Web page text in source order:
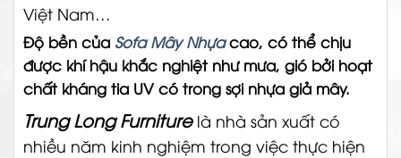
Việt Nam…
Độ bền của Sofa Mây Nhựacao, có thể chịu
được khí hậu khắc nghiệt như mưa, gió bởi hoạt
chất kháng tia UV có trong sợi nhựa giả mây.
Trung Long Furniturelà nhà sản xuất có
nhiều năm kinh nghiệm trong việc thực hiện